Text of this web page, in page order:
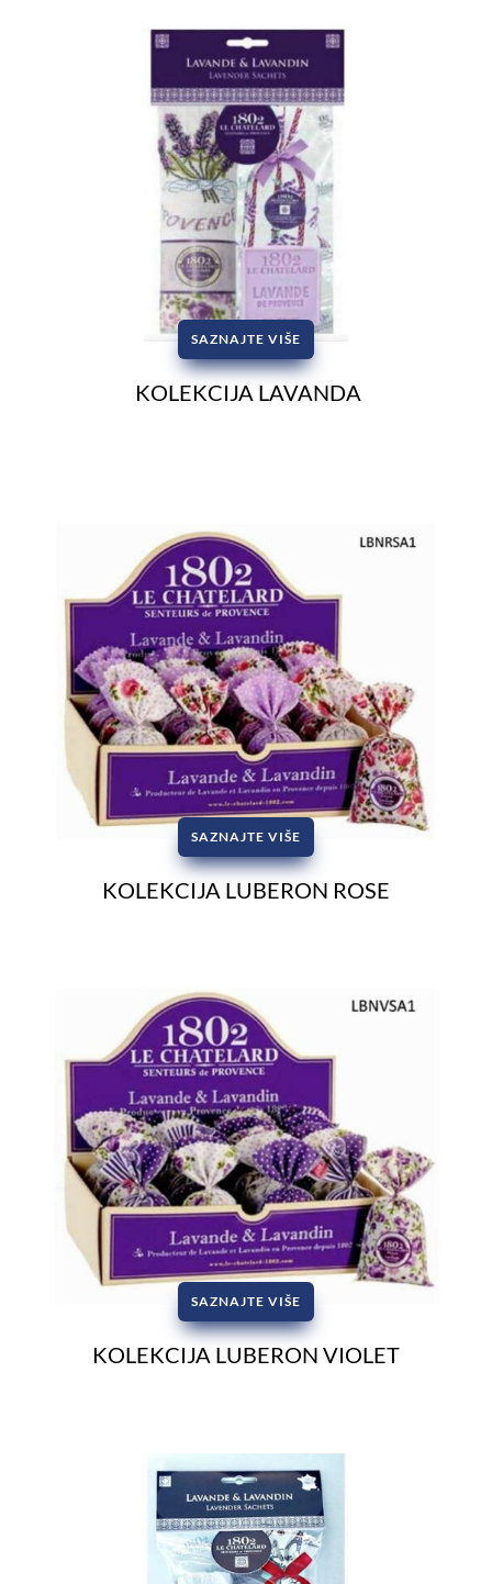
SAZNAJTE VIŠE
KOLEKCIJA LAVANDA
SAZNAJTE VIŠE
KOLEKCIJA LUBERON ROSE
SAZNAJTE VIŠE
KOLEKCIJA LUBERON VIOLET